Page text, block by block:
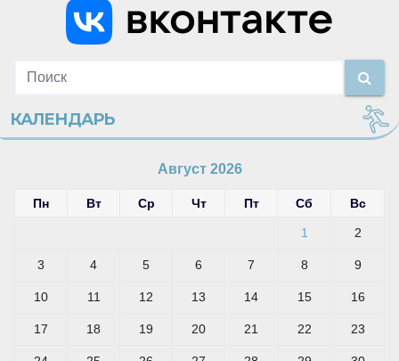
КАЛЕНДАРЬ
Август 2026
Пн Вт Ср Чт Пт Сб Вс
1 2
3 4 5 6 7 8 9
10 11 12 13 14 15 16
17 18 19 20 21 22 23